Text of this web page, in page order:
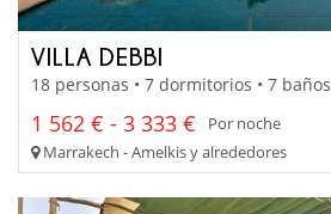
VILLA DEBBI
18 personas • 7 dormitorios • 7 baños
1 562 € - 3 333 €
Por noche
Marrakech - Amelkis y alrededores